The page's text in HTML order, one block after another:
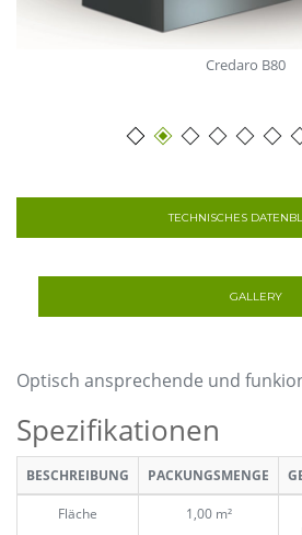
Credaro B80
TECHNISCHES
GALLERY
Optisch ansprechende und
Spezifikationen
BESCHREIBUNG PACKUNGSMENGE
Fläche 1,00 m²